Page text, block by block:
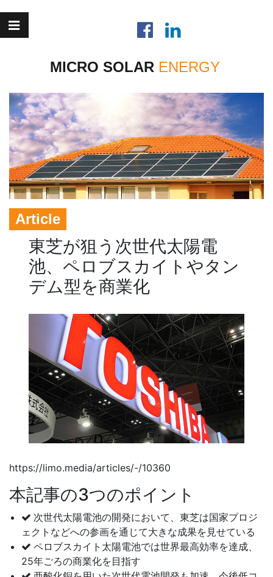
MICRO SOLAR
Article
東芝が狙う次世代太陽電
池、ペロブスカイトやタン
デム型を商業化
https://limo.media/articles/-/10360
本記事の3つのポイント
次世代太陽電池の開発において、東芝は国家プロジ
ェクトなどへの参画を通じて大きな成果を見せている
ペロブスカイト太陽電池では世界最高効率を達成、
25年ごろの商業化を目指す